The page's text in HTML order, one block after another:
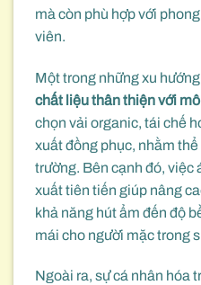
mà còn phù hợp với
viên.
Một trong những xu
chất liệu thân thiện với
chọn vải organic, tái chế
xuất đồng phục, nhằm
trường. Bên cạnh đó, việc
xuất tiên tiến giúp nâng
khả năng hút ẩm đến độ
mái cho người mặc trong
Ngoài ra, sự cá nhân hóa